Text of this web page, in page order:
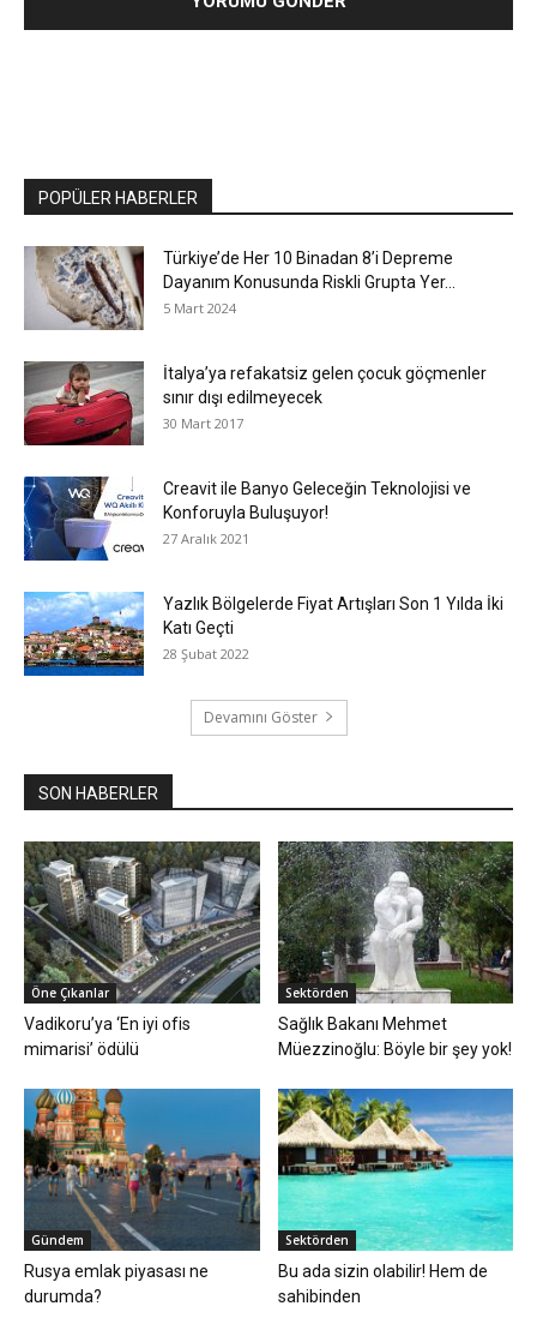
POPÜLER HABERLER
Türkiye’de Her 10 Binadan 8’i Depreme
Dayanım Konusunda Riskli Grupta Yer...
5 Mart 2024
İtalya’ya refakatsiz gelen çocuk göçmenler
sınır dışı edilmeyecek
30 Mart 2017
Creavit ile Banyo Geleceğin Teknolojisi ve
Konforuyla Buluşuyor!
27 Aralık 2021
Yazlık Bölgelerde Fiyat Artışları Son 1 Yılda İki
Katı Geçti
28 Şubat 2022
Devamını Göster
SON HABERLER
Öne Çıkanlar
Vadikoru’ya ‘En iyi ofis
mimarisi’ ödülü
Sektörden
Sağlık Bakanı Mehmet
Müezzinoğlu: Böyle bir şey yok!
Gündem
Rusya emlak piyasası ne
durumda?
Sektörden
Bu ada sizin olabilir! Hem de
sahibinden